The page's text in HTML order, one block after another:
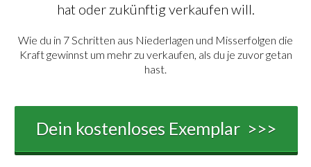
hat oder zukünftig verkaufen will.
Wie du in 7 Schritten aus Niederlagen und Misserfolgen die
Kraft gewinnst um mehr zu verkaufen, als du je zuvor getan
hast.
Dein kostenloses Exemplar >>>